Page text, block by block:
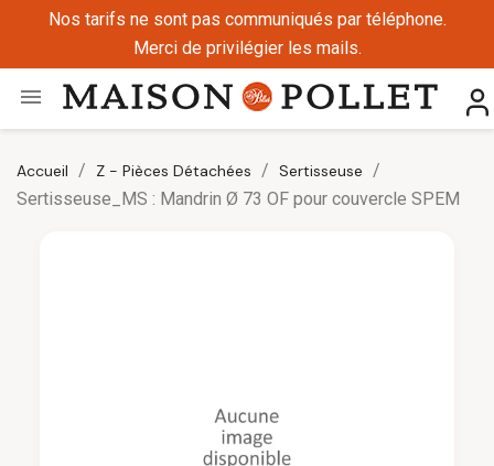
Nos tarifs ne sont pas communiqués par téléphone.
Merci de privilégier les mails.

Accueil Z - Pièces Détachées Sertisseuse
Sertisseuse_MS : Mandrin Ø 73 OF pour couvercle SPEM